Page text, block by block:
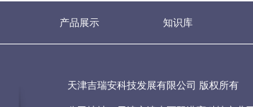
产品展示 知识库
天津吉瑞安科技发展有限公司 版权所有